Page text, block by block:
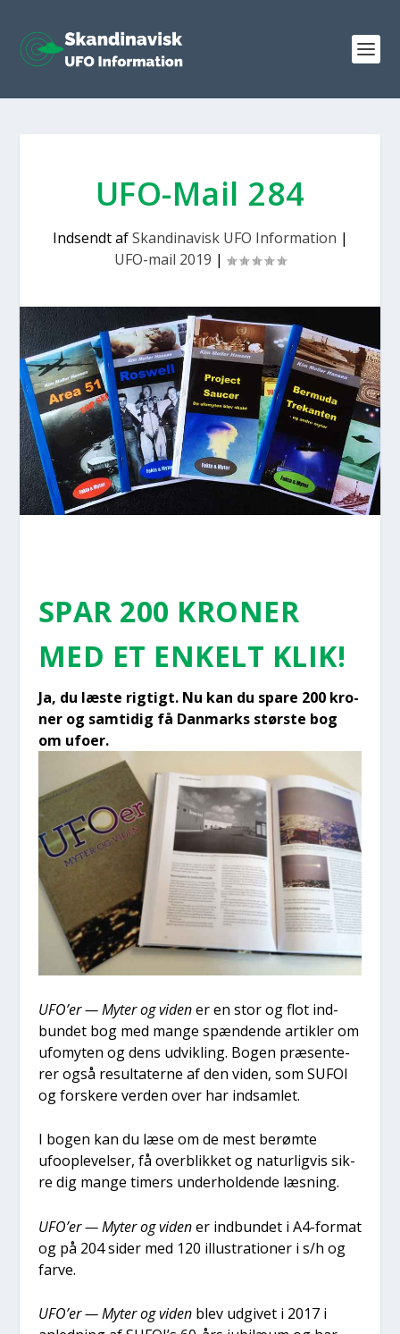
UFO-Mail 284
Indsendt afSkandinavisk UFO Information |
UFO-mail 2019 |
SPAR 200 KRO­NER
MED ET ENKELT KLIK!
Ja, du læste rig­tigt. Nu kan du spa­re 200 kro­
ner og sam­ti­dig få Dan­marks stør­ste bog
om ufo­er.
UFO’er — Myter og videner en stor og flot ind­
bun­det bog med man­ge spæn­den­de artik­ler om
ufo­myten og dens udvik­ling. Bogen præ­sen­te­
rer også resul­ta­ter­ne af den viden, som SUFOI
og for­ske­re ver­den over har ind­sam­let.
I bogen kan du læse om de mest berøm­te
ufoop­le­vel­ser, få over­blik­ket og natur­lig­vis sik­
re dig man­ge timers under­hol­den­de læs­ning.
UFO’er — Myter og videner ind­bun­det i A4-for­mat
og på 204 sider med 120 illu­stra­tio­ner i s/h og
far­ve.
UFO’er — Myter og videnblev udgi­vet i 2017 i